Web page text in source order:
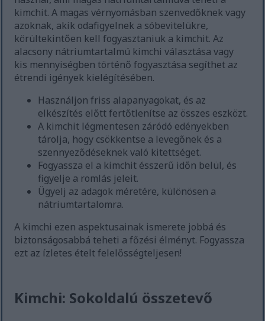
kimchit. A magas vérnyomásban szenvedőknek vagy
azoknak, akik odafigyelnek a sóbevitelükre,
körültekintően kell fogyasztaniuk a kimchit. Az
alacsony nátriumtartalmú kimchi választása vagy
kis mennyiségben történő fogyasztása segíthet az
étrendi igények kielégítésében.
Használjon friss alapanyagokat, és az
elkészítés előtt fertőtlenítse az összes eszközt.
A kimchit légmentesen záródó edényekben
tárolja, hogy csökkentse a levegőnek és a
szennyeződéseknek való kitettséget.
Fogyassza el a kimchit ésszerű időn belül, és
figyelje a romlás jeleit.
Ügyelj az adagok méretére, különösen a
nátriumtartalomra.
A kimchi ezen aspektusainak ismerete jobbá és
biztonságosabbá teheti a főzési élményt. Fogyassza
ezt az ízletes ételt felelősségteljesen!
Kimchi: Sokoldalú összetevő